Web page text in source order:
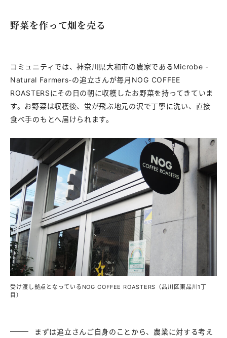
野菜を作って畑を売る
コミュニティでは、神奈川県大和市の農家であるMicrobe -
Natural Farmers-の追立さんが毎月NOG COFFEE
ROASTERSにその日の朝に収穫したお野菜を持ってきていま
す。お野菜は収穫後、蛍が飛ぶ地元の沢で丁寧に洗い、直接
食べ手のもとへ届けられます。
受け渡し拠点となっているNOG COFFEE ROASTERS（品川区東品川1丁
目）
まずは追立さんご自身のことから、農業に対する考え